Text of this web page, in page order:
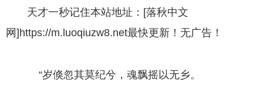
天才一秒记住本站地址：[落秋中文
网]https://m.luoqiuzw8.net最快更新！无广告！
“岁倏忽其莫纪兮，魂飘摇以无乡。